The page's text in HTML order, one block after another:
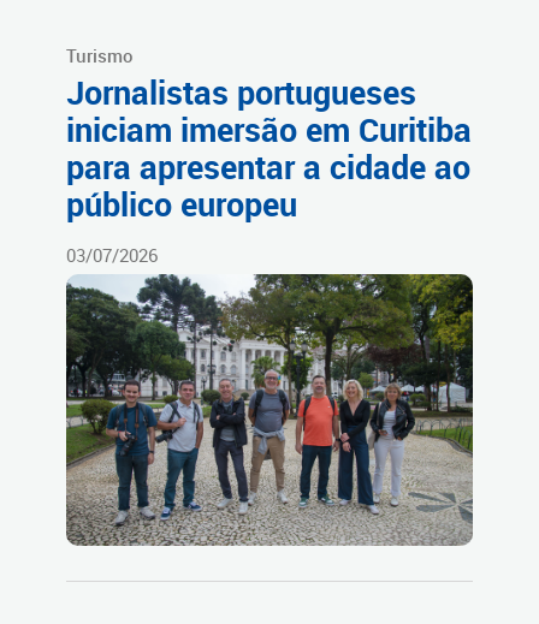
Turismo
Jornalistas portugueses
iniciam imersão em Curitiba
para apresentar a cidade ao
público europeu
03/07/2026